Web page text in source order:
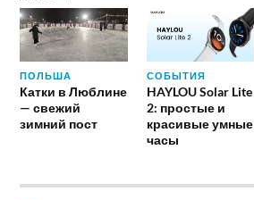
ПОЛЬША
Катки в Люблине
— свежий
зимний пост
СОБЫТИЯ
HAYLOU Solar Lite
2: простые и
красивые умные
часы